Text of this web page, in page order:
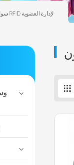
سوار معصم سيليكون RFID لإدارة العضوية